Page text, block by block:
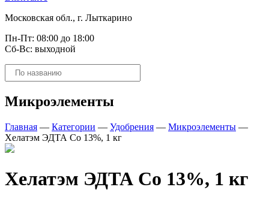
Московская обл., г. Лыткарино
Пн-Пт: 08:00 до 18:00
Сб-Вс: выходной
Поиск
товаров
Микроэлементы
Главная — Категории — Удобрения — Микроэлементы —
Хелатэм ЭДТА Co 13%, 1 кг
Хелатэм ЭДТА Co 13%, 1 кг